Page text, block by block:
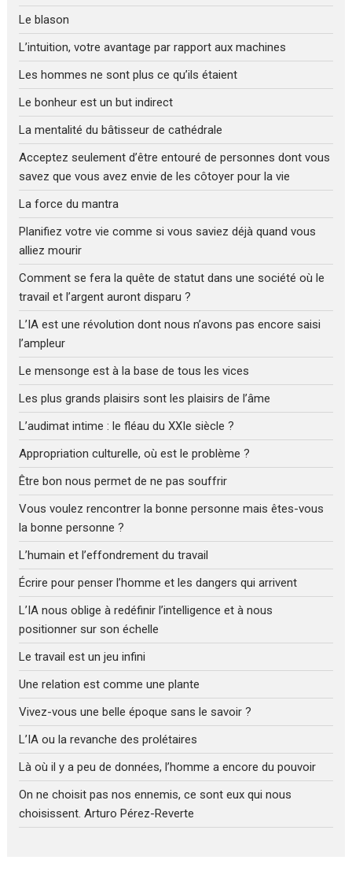
Le blason
L’intuition, votre avantage par rapport aux machines
Les hommes ne sont plus ce qu’ils étaient
Le bonheur est un but indirect
La mentalité du bâtisseur de cathédrale
Acceptez seulement d’être entouré de personnes dont vous
savez que vous avez envie de les côtoyer pour la vie
La force du mantra
Planifiez votre vie comme si vous saviez déjà quand vous
alliez mourir
Comment se fera la quête de statut dans une société où le
travail et l’argent auront disparu ?
L’IA est une révolution dont nous n’avons pas encore saisi
l’ampleur
Le mensonge est à la base de tous les vices
Les plus grands plaisirs sont les plaisirs de l’âme
L’audimat intime : le fléau du XXIe siècle ?
Appropriation culturelle, où est le problème ?
Être bon nous permet de ne pas souffrir
Vous voulez rencontrer la bonne personne mais êtes-vous
la bonne personne ?
L’humain et l’effondrement du travail
Écrire pour penser l’homme et les dangers qui arrivent
L’IA nous oblige à redéfinir l’intelligence et à nous
positionner sur son échelle
Le travail est un jeu infini
Une relation est comme une plante
Vivez-vous une belle époque sans le savoir ?
L’IA ou la revanche des prolétaires
Là où il y a peu de données, l’homme a encore du pouvoir
On ne choisit pas nos ennemis, ce sont eux qui nous
choisissent. Arturo Pérez-Reverte